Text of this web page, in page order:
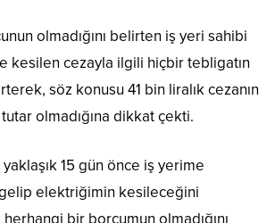
olmadığını belirten iş yeri sahibi
kesilen cezayla ilgili hiçbir tebligatın
söz konusu 41 bin liralık cezanın
olmadığına dikkat çekti.
15 gün önce iş yerime
gelip elektriğimin kesileceğini